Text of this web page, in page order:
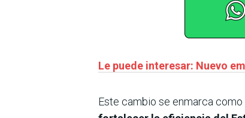
Le puede interesar: Nuevo
Este cambio se enmarca